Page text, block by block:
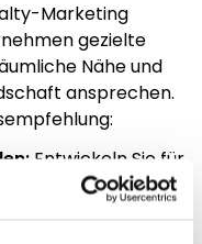
Marketing
gezielte
Nähe und
ansprechen.
Entwickeln Sie für
aktiv ist,
sollten